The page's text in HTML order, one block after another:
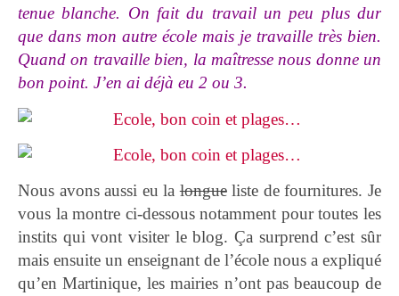
tenue blanche. On fait du travail un peu plus dur
que dans mon autre école mais je travaille très bien.
Quand on travaille bien, la maîtresse nous donne un
bon point. J’en ai déjà eu 2 ou 3.
Nous avons aussi eu lalongueliste de fournitures. Je
vous la montre ci-dessous notamment pour toutes les
instits qui vont visiter le blog. Ça surprend c’est sûr
mais ensuite un enseignant de l’école nous a expliqué
qu’en Martinique, les mairies n’ont pas beaucoup de